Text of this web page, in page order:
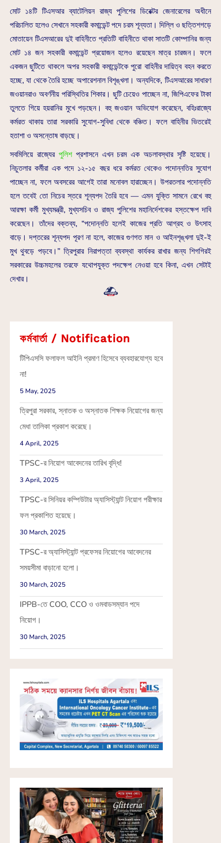
মোট ১৪টি টিএসআর ব্যাটেলিয়ন রাজ্য পুলিশের ডিরেক্টর জেনারেলের অধীনে
পরিচালিত হলেও সেখানে সহকারী কমান্ডেন্ট পদে চরম শূন্যতা। দিল্লি ও ছত্তিশগড়ে
মোতায়েন টিএসআরের দুই বাহিনীতে প্রতিটি বাহিনীতে থাকা সাতটি কোম্পানির জন্য
মোট ১৪ জন সহকারী কমান্ডেন্ট প্রয়োজন হলেও রয়েছেন মাত্র চারজন। ফলে
একজন ছুটিতে থাকলে অপর সহকারী কমান্ডেন্টকে পুরো বাহিনীর দায়িত্ব বহন করতে
হচ্ছে, যা থেকে তৈরি হচ্ছে অপারেশনাল বিশৃঙ্খলা। অন্যদিকে, টিএসআরের সাধারণ
জওয়ানরাও অবর্ণনীয় পরিস্থিতির শিকার। ছুটি চেয়েও পাচ্ছেন না, জিপিএফের টাকা
তুলতে গিয়ে হয়রানির মুখে পড়ছেন। বহু জওয়ান অভিযোগ করেছেন, বহিঃরাজ্যে
কর্মরত থাকায় তারা সরকারি সুযোগ-সুবিধা থেকে বঞ্চিত। ফলে বাহিনীর ভিতরেই
হতাশা ও অসন্তোষ বাড়ছে।
সবমিলিয়ে রাজ্যের পুলিশপ্রশাসনে এখন চরম এক অচলাবস্থার সৃষ্টি হয়েছে।
নিচুতলার কর্মীরা এক পদে ১২-১৫ বছর ধরে কর্মরত থেকেও পদোন্নতির সুযোগ
পাচ্ছেন না, ফলে অবসরের আগেই তারা মনোবল হারাচ্ছেন। উপরতলার পদোন্নতি
হলে তবেই তো নিচের স্তরে শূন্যপদ তৈরি হবে — এমন যুক্তি সামনে রেখে বহু
আরক্ষা কর্মী মুখ্যমন্ত্রী, মুখ্যসচিব ও রাজ্য পুলিশের মহানির্দেশকের হস্তক্ষেপ দাবি
করেছেন। তাঁদের বক্তব্য, “পদোন্নতি হলেই কাজের প্রতি আগ্রহ ও উৎসাহ
বাড়ে। দপ্তরের শূন্যপদ পূরণ না হলে, কাজের গুণগত মান ও আইনশৃঙ্খলা দুই-ই
মুখ থুবড়ে পড়বে।” ত্রিপুরার নিরাপত্তা ব্যবস্থা কার্যকর রাখার জন্য শিগগিরই
সরকারের উচ্চমহলের তরফে যথোপযুক্ত পদক্ষেপ নেওয়া হবে কিনা, এখন সেটাই
দেখার।
কর্মবার্তা / Notification
টিপিএসসি ফলাফল আইনি প্রমাণ হিসেবে ব্যবহারযোগ্য হবে
না!
5 May, 2025
ত্রিপুরা সরকার, স্নাতক ও অস্নাতক শিক্ষক নিয়োগের জন্য
মেধা তালিকা প্রকাশ করেছে।
4 April, 2025
TPSC-র নিয়োগ আবেদনের তারিখ বৃদ্ধি!
3 April, 2025
TPSC-র সিনিয়র কম্পিউটার অ্যাসিস্ট্যান্ট নিয়োগ পরীক্ষার
ফল প্রকাশিত হয়েছে।
30 March, 2025
TPSC-র অ্যাসিস্ট্যান্ট প্রফেসর নিয়োগের আবেদনের
সময়সীমা বাড়ানো হলো।
30 March, 2025
IPPB-তে COO, CCO ও ওমবাডসম্যান পদে
নিয়োগ।
30 March, 2025